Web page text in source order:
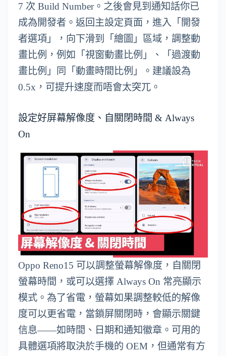
7 次 Build Number。之後會見到通知話你已
成為開發者。返回主設定頁面，進入「開發
者選項」，向下滑到「繪圖」區域，調整動
畫比例，例如「視窗動畫比例」、「過渡動
畫比例」同「動畫時間比例」。建議設為
0.5x，可提升速度而唔會太突兀。
設定好屏幕解像度、自關閉時間 & Always
On
Oppo Reno15 可以調整螢幕解像度，自關閉
螢幕時間，或可以選擇 Always On 常亮顯示
模式。為了省電，螢幕如果調整較低的解像
度可以更省電，當鎖屏關閉時，會顯示關鍵
信息——如時間、日期和通知徽章。可用的
具體選項將取決於手機的 OEM，但通常有方